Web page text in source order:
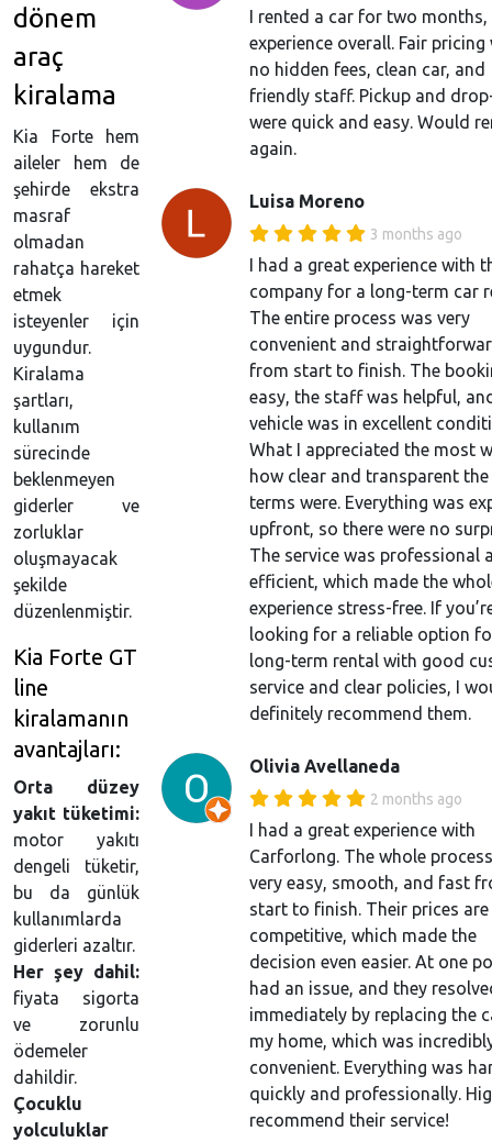
I rented a car for two
experience overall. Fair pricing
no hidden fees, clean car, and
friendly staff. Pickup and
were quick and easy. Would
again.
Luisa Moreno
3 months ago
I had a great experience with
company for a long-term car
The entire process was very
convenient and
from start to finish. The
easy, the staff was helpful,
vehicle was in excellent
What I appreciated the most
how clear and transparent
terms were. Everything was
upfront, so there were no
The service was professional
efficient, which made the
experience stress-free. If
looking for a reliable option
long-term rental with good
service and clear policies, I
definitely recommend them.
Olivia Avellaneda
2 months ago
I had a great experience with
Carforlong. The whole
very easy, smooth, and fast
start to finish. Their prices are
competitive, which made the
decision even easier. At one
had an issue, and they
immediately by replacing the
my home, which was
convenient. Everything was
quickly and professionally.
recommend their service!
dönem
araç
kiralama
Kia Forte hem
aileler hem de
şehirde ekstra
masraf
olmadan
rahatça hareket
etmek
isteyenler için
uygundur.
Kiralama
şartları,
kullanım
sürecinde
beklenmeyen
giderler ve
zorluklar
oluşmayacak
şekilde
düzenlenmiştir.
Kia Forte GT
line
kiralamanın
avantajları:
Orta düzey
yakıt tüketimi:
motor yakıtı
dengeli tüketir,
bu da günlük
kullanımlarda
giderleri azaltır.
Her şey dahil:
fiyata sigorta
ve zorunlu
ödemeler
dahildir.
Çocuklu
yolculuklar